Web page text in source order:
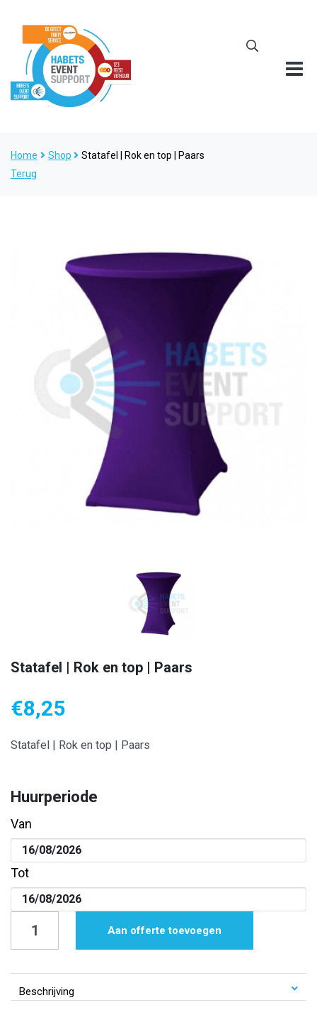
Home Shop
Statafel | Rok en top | Paars
Terug
Statafel | Rok en top | Paars
€8,25
Statafel | Rok en top | Paars
Huurperiode
Van
Tot
en
top
Aan offerte toevoegen
Beschrijving